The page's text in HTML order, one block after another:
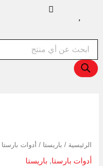
search
الرئيسية / باريستا / أدوات بارستا
أدوات بارستا, باريستا